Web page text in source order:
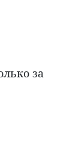
за